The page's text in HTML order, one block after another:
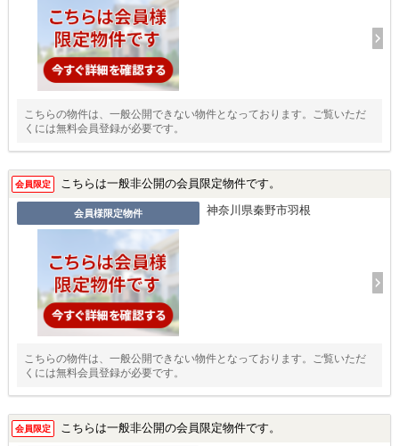
こちらの物件は、一般公開できない物件となっております。ご覧いただ
くには無料会員登録が必要です。
会員限定 こちらは一般非公開の会員限定物件です。
会員様限定物件 神奈川県秦野市羽根
こちらの物件は、一般公開できない物件となっております。ご覧いただ
くには無料会員登録が必要です。
会員限定 こちらは一般非公開の会員限定物件です。